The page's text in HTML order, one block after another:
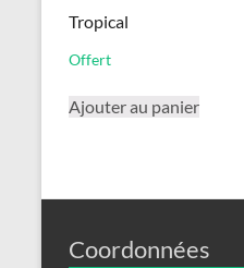
Tropical
Offert
Ajouter au panier
Coordonnées